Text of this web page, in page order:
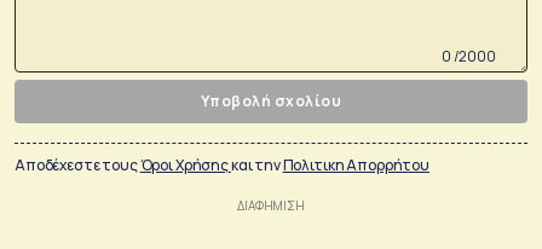
0 /2000
Υποβολή σχολίου
Αποδέχεστε τουςΌροι Χρήσηςκαι τηνΠολιτικη Απορρήτου